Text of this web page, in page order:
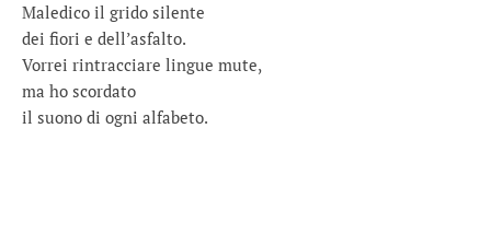
Maledico il grido silente
dei fiori e dell’asfalto.
Vorrei rintracciare lingue mute,
ma ho scordato
il suono di ogni alfabeto.